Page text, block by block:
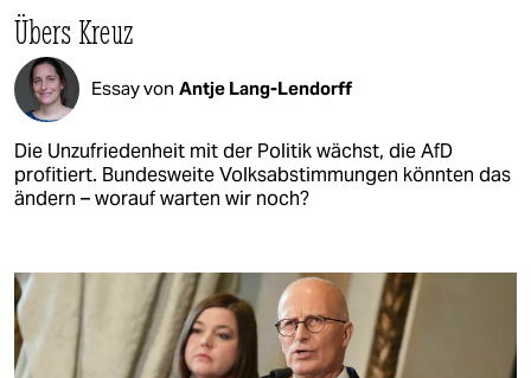
Übers Kreuz
Essay von Antje Lang-Lendorff
Die Unzufriedenheit mit der Politik wächst, die AfD
profitiert. Bundesweite Volksabstimmungen könnten das
ändern – worauf warten wir noch?